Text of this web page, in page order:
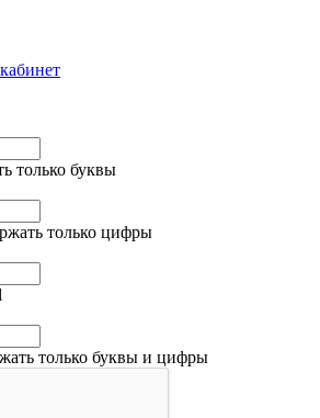
только буквы
только цифры
только буквы и цифры